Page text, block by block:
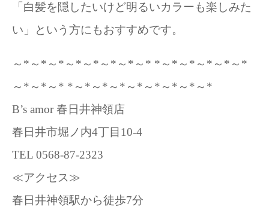
「白髪を隠したいけど明るいカラーも楽しみた
い」という方にもおすすめです。
～*～*～*～*～*～*～*～* *～*～*～*～*～*
～*～*～* *～*～*～*～*～*～*～*～*
B’s amor 春日井神領店
春日井市堀ノ内4丁目10-4
TEL 0568-87-2323
≪アクセス≫
春日井神領駅から徒歩7分